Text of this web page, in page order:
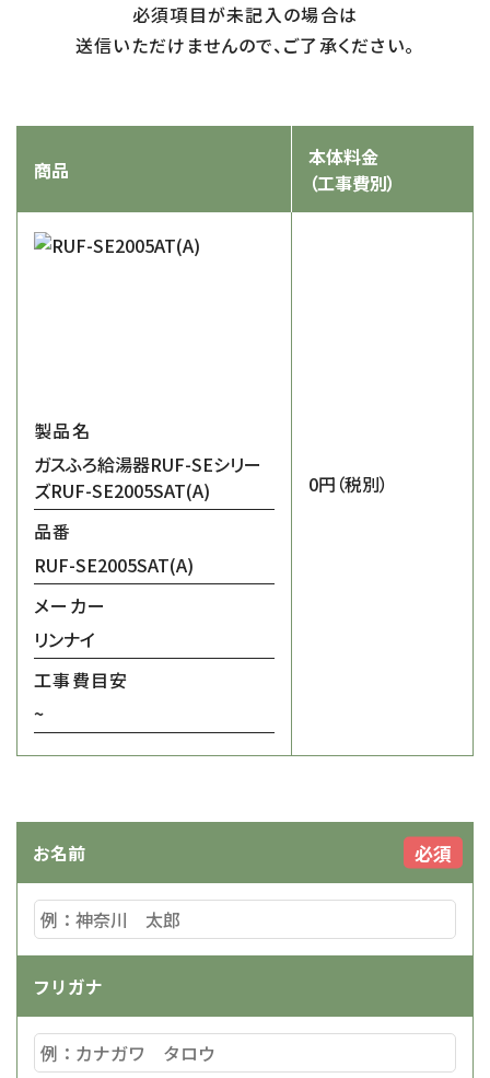
必須項目が未記入の場合は
送信いただけませんので、ご了承ください。
商品
本体料金
（工事費別）
製品名
ガスふろ給湯器RUF-SEシリー
ズRUF-SE2005SAT(A)
品番
RUF-SE2005SAT(A)
メーカー
リンナイ
工事費目安
~
0円 （税別）
お名前 必須
フリガナ